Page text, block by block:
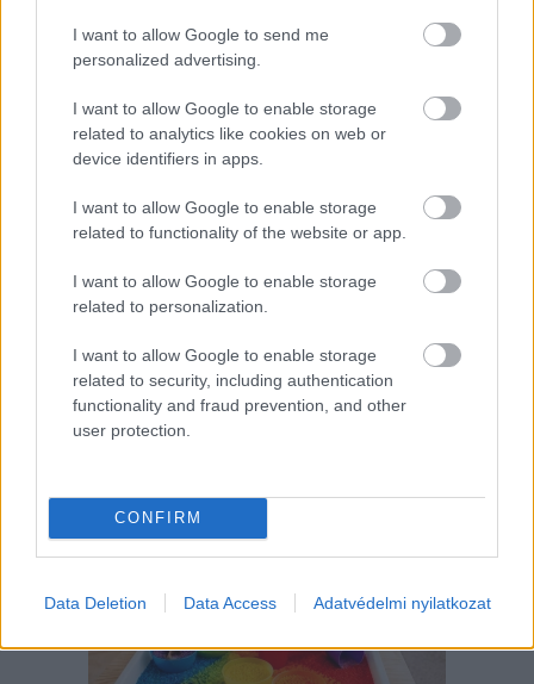
I want to allow Google to send me
personalized advertising.
I want to allow Google to enable storage
related to analytics like cookies on web or
device identifiers in apps.
I want to allow Google to enable storage
related to functionality of the website or app.
I want to allow Google to enable storage
related to personalization.
I want to allow Google to enable storage
related to security, including authentication
functionality and fraud prevention, and other
user protection.
CONFIRM
Data Deletion Data Access Adatvédelmi nyilatkozat
odafigyelést igényelnek. Utánajártunk.
alsósnak 35 perces órái lesznek?
Folyton öntöget, gyúr és tapicskol?
10 szenzoros játék, amit imádni